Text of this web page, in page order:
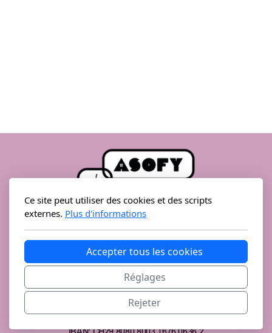
Rue de l’Église 54
1926 Fully
📞:027/747 11 81
jeunesse@fully.ch
Banque Raiffeisen Martigny Région, 1926 Fully
Ce site peut utiliser des cookies et des scripts
externes. Plus d'informations
Accepter tous les cookies
Réglages
Rejeter
Visite, soutien et information
Fully Festival